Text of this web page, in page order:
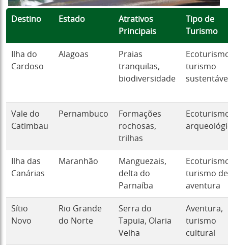
Destino Estado
Atrativos
Principais
Tipo de
Turismo
Ilha do
Cardoso
Alagoas
Praias
tranquilas,
biodiversidade
turismo
Vale do
Catimbau
Pernambuco
Formações
rochosas,
trilhas
Ilha das
Canárias
Maranhão
Manguezais,
delta do
Parnaíba
turismo de
aventura
Sítio
Novo
Rio Grande
do Norte
Serra do
Tapuia, Olaria
Velha
Aventura,
turismo
cultural